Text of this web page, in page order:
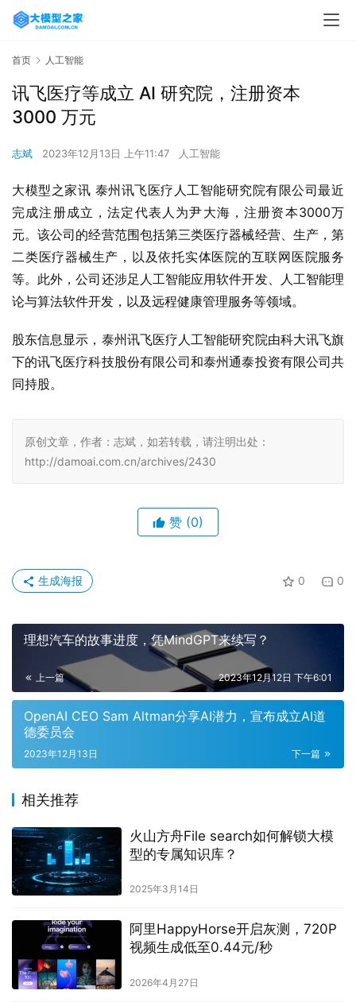
首页 人工智能
讯飞医疗等成立 AI 研究院，注册资本
3000 万元
志斌 2023年12月13日 上午11:47 人工智能
大模型之家讯 泰州讯飞医疗人工智能研究院有限公司最近
完成注册成立，法定代表人为尹大海，注册资本3000万
元。该公司的经营范围包括第三类医疗器械经营、生产，第
二类医疗器械生产，以及依托实体医院的互联网医院服务
等。此外，公司还涉足人工智能应用软件开发、人工智能理
论与算法软件开发，以及远程健康管理服务等领域。
股东信息显示，泰州讯飞医疗人工智能研究院由科大讯飞旗
下的讯飞医疗科技股份有限公司和泰州通泰投资有限公司共
同持股。
原创文章，作者：志斌，如若转载，请注明出处：
http://damoai.com.cn/archives/2430
赞 (0)
0 0
生成海报
理想汽车的故事进度，凭MindGPT来续写？
上一篇 2023年12月12日 下午6:01
OpenAI CEO Sam Altman分享AI潜力，宣布成立AI道
德委员会
下一篇
2023年12月13日
相关推荐
火山方舟File search如何解锁大模
型的专属知识库？
2025年3月14日
阿里HappyHorse开启灰测，720P
视频生成低至0.44元/秒
2026年4月27日